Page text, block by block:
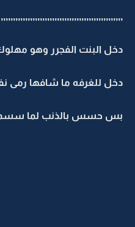
,,,,,,,,,,,,,,,,
دخل البنت الفجرر وهو مهلوك
دخل للغرفه ما شافها رمى
بس حسس بالذنب لما